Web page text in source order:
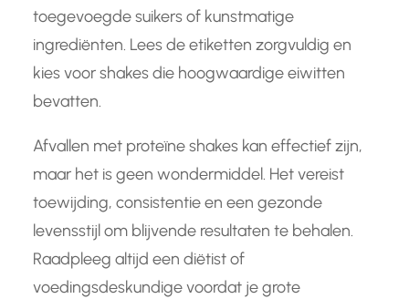
toegevoegde suikers of kunstmatige
ingrediënten. Lees de etiketten zorgvuldig en
kies voor shakes die hoogwaardige eiwitten
bevatten.
Afvallen met proteïne shakes kan effectief zijn,
maar het is geen wondermiddel. Het vereist
toewijding, consistentie en een gezonde
levensstijl om blijvende resultaten te behalen.
Raadpleeg altijd een diëtist of
voedingsdeskundige voordat je grote